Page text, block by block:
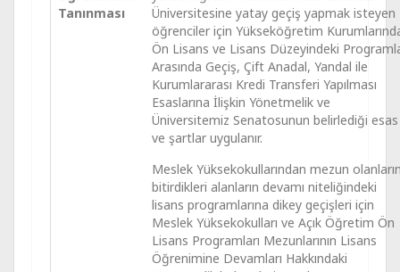
Tanınması
Üniversitesine yatay geçiş yapmak isteyen
öğrenciler için Yükseköğretim
Ön Lisans ve Lisans Düzeyindeki
Arasında Geçiş, Çift Anadal, Yandal ile
Kurumlararası Kredi Transferi Yapılması
Esaslarına İlişkin Yönetmelik ve
Üniversitemiz Senatosunun belirlediği esas
ve şartlar uygulanır.
Meslek Yüksekokullarından mezun
bitirdikleri alanların devamı niteliğindeki
lisans programlarına dikey geçişleri için
Meslek Yüksekokulları ve Açık Öğretim Ön
Lisans Programları Mezunlarının Lisans
Öğrenimine Devamları Hakkındaki